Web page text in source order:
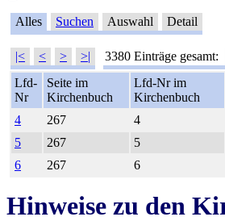
Alles Suchen Auswahl Detail
|< < > >| 3380 Einträge gesamt:
Lfd-
Nr
Seite im
Kirchenbuch
Lfd-Nr im
Kirchenbuch
4
267 4
5
267 5
6
267 6
Hinweise zu den